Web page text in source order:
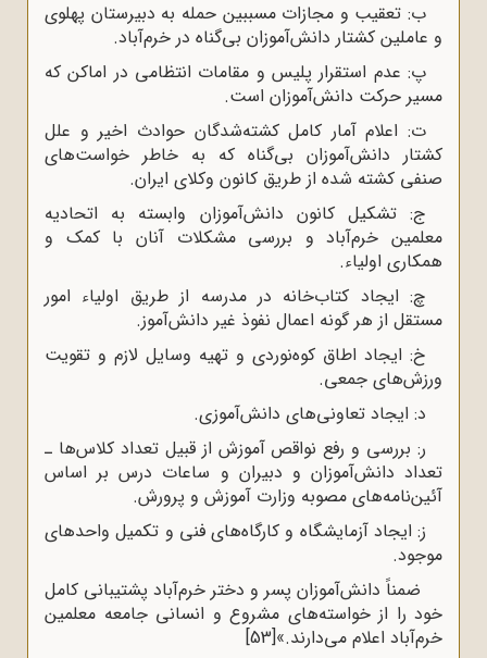
ب: تعقیب و مجازات مسببین حمله به دبیرستان پهلوی
و عاملین کشتار دانش‌آموزان بی‌گناه در خرم‌آباد.
پ: عدم استقرار پلیس و مقامات انتظامی در اماکن که
مسیر حرکت دانش‌آموزان است.
ت: اعلام آمار کامل کشته‌شدگان حوادث اخیر و علل
کشتار دانش‌آموزان بی‌گناه که به خاطر خواست‌های
صنفی کشته شده از طریق کانون وکلای ایران.
ج: تشکیل کانون دانش‌آموزان وابسته به اتحادیه
معلمین خرم‌آباد و بررسی مشکلات آنان با کمک و
همکاری اولیاء.
چ: ایجاد کتاب‌خانه در مدرسه از طریق اولیاء امور
مستقل از هر گونه اعمال نفوذ غیر دانش‌آموز.
خ: ایجاد اطاق کوه‌نوردی و تهیه وسایل لازم و تقویت
ورزش‌های جمعی.
د: ایجاد تعاونی‌های دانش‌آموزی.
ر: بررسی و رفع نواقص آموزش از قبیل تعداد کلاس‌ها ـ
تعداد دانش‌آموزان و دبیران و ساعات درس بر اساس
آئین‌نامه‌های مصوبه وزارت آموزش و پرورش.
ز: ایجاد آزمایشگاه و کارگاه‌های فنی و تکمیل واحدهای
موجود.
ضمناً دانش‌آموزان پسر و دختر خرم‌آباد پشتیبانی کامل
خود را از خواسته‌های مشروع و انسانی جامعه معلمین
خرم‌آباد اعلام می‌دارند.»[53]